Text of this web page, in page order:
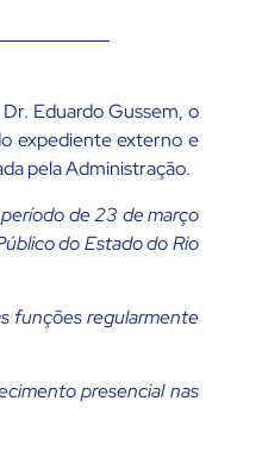
Eduardo Gussem, o
expediente externo e
pela Administração.
de 23 de março
do Estado do Rio
funções regularmente
presencial nas